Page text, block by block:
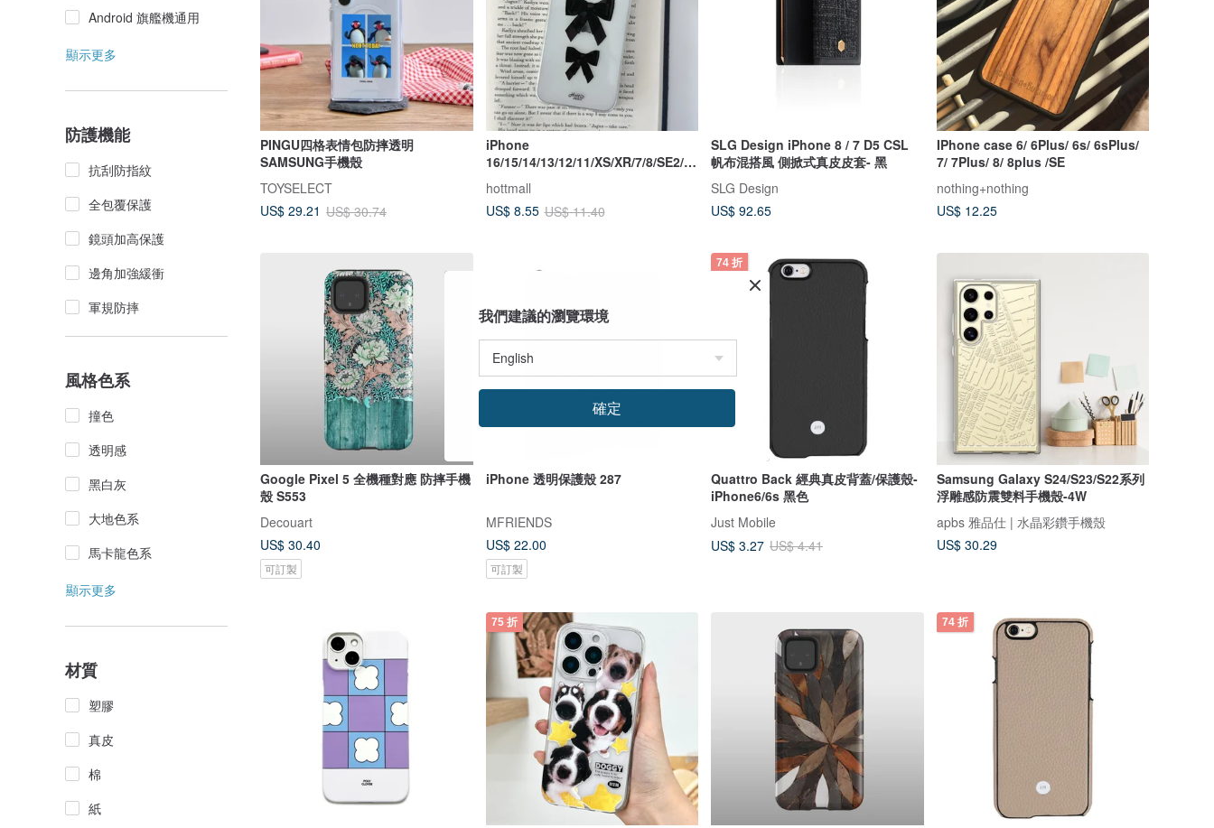
Android 旗艦機通用
顯示更多
防護機能
抗刮防指紋
全包覆保護
鏡頭加高保護
邊角加強緩衝
軍規防摔
風格色系
撞色
透明感
黑白灰
大地色系
馬卡龍色系
顯示更多
材質
塑膠
真皮
棉
紙
PINGU四格表情包防摔透明
SAMSUNG手機殼
TOYSELECT
US$ 29.21 US$ 30.74
iPhone
16/15/14/13/12/11/XS/XR/7/8/SE2/S
E3 緞帶透明手機殼
hottmall
US$ 8.55 US$ 11.40
SLG Design iPhone 8 / 7 D5 CSL
帆布混搭風 側掀式真皮皮套- 黑
SLG Design
US$ 92.65
IPhone case 6/ 6Plus/ 6s/ 6sPlus/
7/ 7Plus/ 8/ 8plus /SE
nothing+nothing
US$ 12.25
Google Pixel 5 全機種對應 防摔手機
殼 S553
Decouart
US$ 30.40
可訂製
iPhone 透明保護殼 287
MFRIENDS
US$ 22.00
可訂製
74 折
Quattro Back 經典真皮背蓋/保護殼-
iPhone6/6s 黑色
Just Mobile
US$ 3.27 US$ 4.41
Samsung Galaxy S24/S23/S22系列
浮雕感防震雙料手機殼-4W
apbs 雅品仕 | 水晶彩鑽手機殼
US$ 30.29
75 折 74 折
我們建議的瀏覽環境
確定